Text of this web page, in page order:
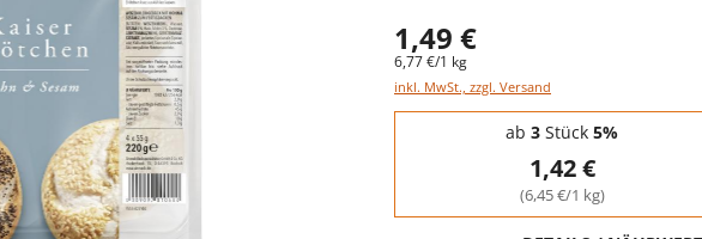
1,49 €
6,77 €/1 kg
inkl. MwSt., zzgl. Versand
Staffelpreise - Mengenrabatt
ab 3 Stück 5%
1,42 €
(6,45 €/1 kg)